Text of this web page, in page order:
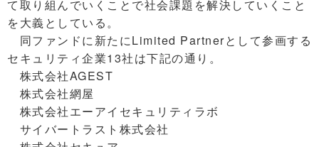
て取り組んでいくことで社会課題を解決していくこと
を大義としている。
同ファンドに新たにLimited Partnerとして参画する
セキュリティ企業13社は下記の通り。
株式会社AGEST
株式会社網屋
株式会社エーアイセキュリティラボ
サイバートラスト株式会社